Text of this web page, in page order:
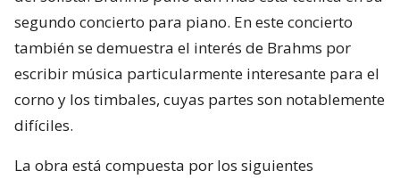
segundo concierto para piano. En este concierto
también se demuestra el interés de Brahms por
escribir música particularmente interesante para el
corno y los timbales, cuyas partes son notablemente
difíciles.
La obra está compuesta por los siguientes